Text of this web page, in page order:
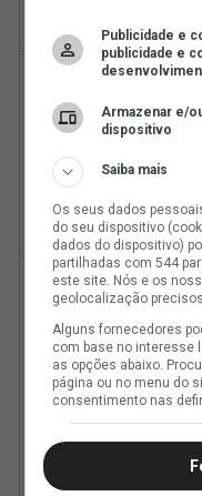
Publicidade e
publicidade e
Armazenar e/
dispositivo
Saiba mais
Os seus dados
do seu dispositivo
dados do dispositivo)
partilhadas com 544
este site. Nós e os
geolocalização
Alguns fornecedores
com base no interesse
as opções abaixo.
página ou no menu do
consentimento nas